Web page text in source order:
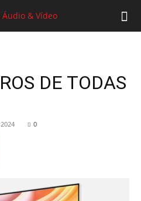
DE TODAS
0